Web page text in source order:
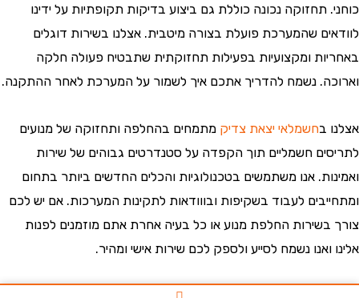
תחזוקה נכונה כוללת גם ביצוע בדיקות תקופתיות על ידינו
שהמערכת פועלת בצורה מיטבית. אצלנו בשירות דוגלים
ומקצועיות בפעילות תחזוקתית שתבטיח פעולה חלקה
נשמח להדריך אתכם איך לשמור על המערכת לאחר ההתקנה.
בחשמלאי יצאת צדיק מתמחים בהחלפה ותחזוקה של מנועים
חשמליים תוך הקפדה על סטנדרטים גבוהים של שירות
אנו משתמשים בטכנולוגיות והכלים החדשים ביותר בתחום
לעבוד בשקיפות ובווודאות לתקינות המערכות. אם יש לכם
החלפת מנוע או כל בעיה אחרת אתם מוזמנים לפנות
ואנו נשמח לסייע ולספק לכם שירות אישי ומהיר.